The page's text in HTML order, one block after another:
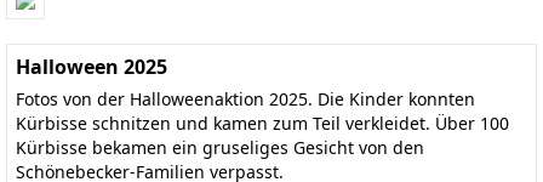
Halloween 2025
Fotos von der Halloweenaktion 2025. Die Kinder konnten
Kürbisse schnitzen und kamen zum Teil verkleidet. Über 100
Kürbisse bekamen ein gruseliges Gesicht von den
Schönebecker-Familien verpasst.